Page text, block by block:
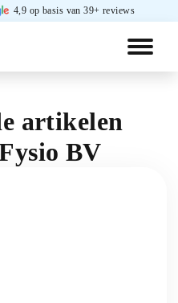
4,9 op basis van 39+ reviews
artikelen
BV